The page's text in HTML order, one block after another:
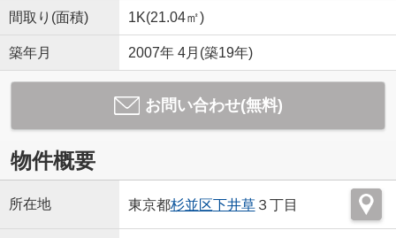
間取り(面積) 1K(21.04㎡)
築年月 2007年 4月(築19年)
お問い合わせ(無料)
物件概要
所在地 東京都杉並区下井草３丁目